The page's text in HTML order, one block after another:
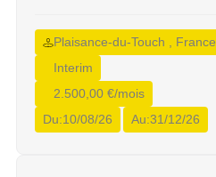
Plaisance-du-Touch , France
Interim
2.500,00 €/mois
Du:10/08/26 Au:31/12/26